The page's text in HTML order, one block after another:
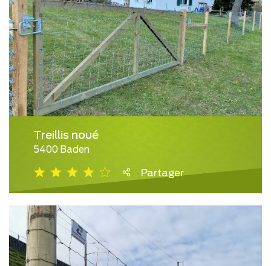
Treillis noué
5400 Baden
Partager